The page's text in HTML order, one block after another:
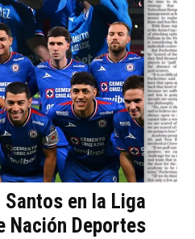
en la Liga
Nación Deportes